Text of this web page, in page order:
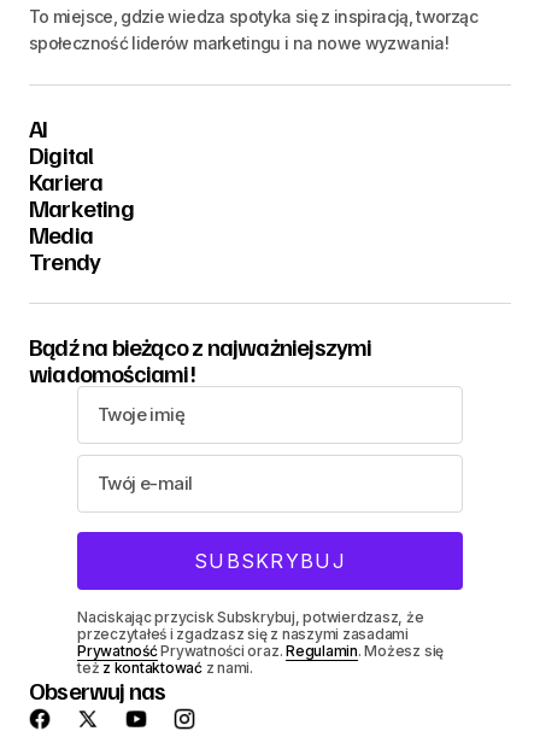
To miejsce, gdzie wiedza spotyka się z inspiracją, tworząc
społeczność liderów marketingu i na nowe wyzwania!
AI
Digital
Kariera
Marketing
Media
Trendy
Bądź na bieżąco z najważniejszymi
wiadomościami!
Naciskając przycisk Subskrybuj, potwierdzasz, że
przeczytałeś i zgadzasz się z naszymi zasadami
PrywatnośćPrywatności oraz.Regulamin. Możesz się
też z kontaktowaćz nami.
Obserwuj nas